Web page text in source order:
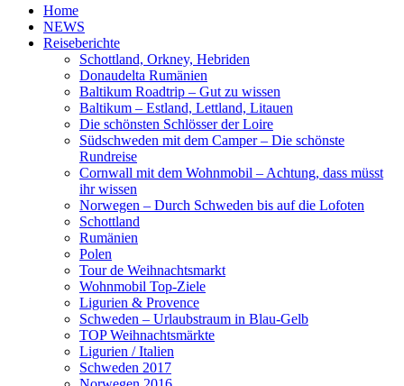
Home
NEWS
Reiseberichte
Schottland, Orkney, Hebriden
Donaudelta Rumänien
Baltikum Roadtrip – Gut zu wissen
Baltikum – Estland, Lettland, Litauen
Die schönsten Schlösser der Loire
Südschweden mit dem Camper – Die schönste
Rundreise
Cornwall mit dem Wohnmobil – Achtung, dass müsst
ihr wissen
Norwegen – Durch Schweden bis auf die Lofoten
Schottland
Rumänien
Polen
Tour de Weihnachtsmarkt
Wohnmobil Top-Ziele
Ligurien & Provence
Schweden – Urlaubstraum in Blau-Gelb
TOP Weihnachtsmärkte
Ligurien / Italien
Schweden 2017